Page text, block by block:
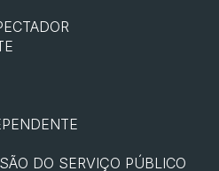
DO SERVIÇO PÚBLICO